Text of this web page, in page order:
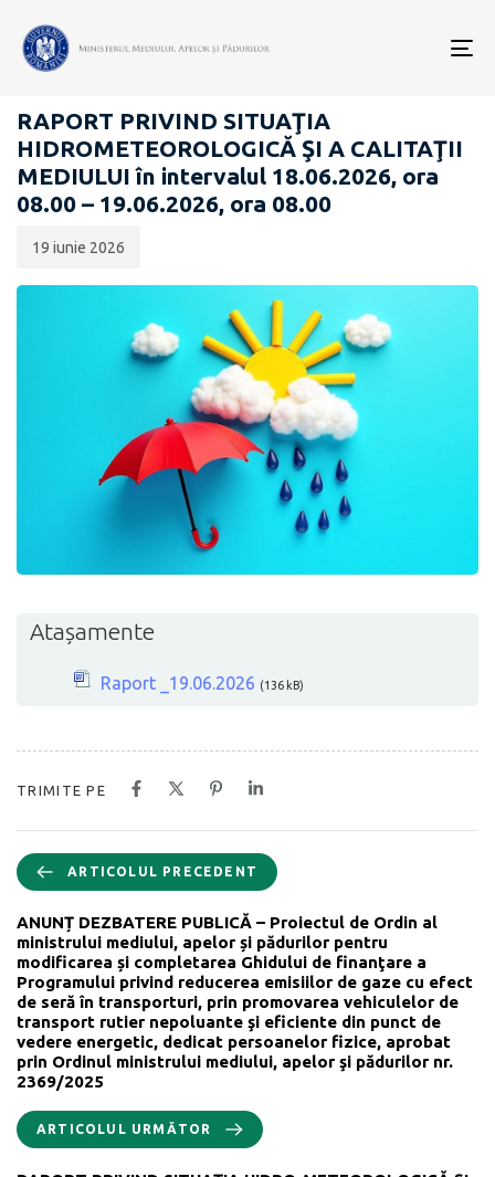
RAPOARTE ZILNICE STAREA MEDIULUI
RAPORT PRIVIND SITUAŢIA
HIDROMETEOROLOGICĂ ŞI A CALITAŢII
MEDIULUI în intervalul 18.06.2026, ora
08.00 – 19.06.2026, ora 08.00
publicării:
19 iunie 2026
Atașamente
Raport _19.06.2026 (136 kB)
TRIMITE PE
ARTICOLUL PRECEDENT
ANUNȚ DEZBATERE PUBLICĂ – Proiectul de Ordin al
ministrului mediului, apelor și pădurilor pentru
modificarea și completarea Ghidului de finanţare a
Programului privind reducerea emisiilor de gaze cu efect
de seră în transporturi, prin promovarea vehiculelor de
transport rutier nepoluante şi eficiente din punct de
vedere energetic, dedicat persoanelor fizice, aprobat
prin Ordinul ministrului mediului, apelor şi pădurilor nr.
2369/2025
ARTICOLUL URMĂTOR